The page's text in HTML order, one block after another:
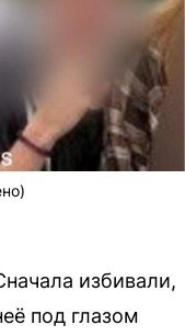
избивали,
под глазом